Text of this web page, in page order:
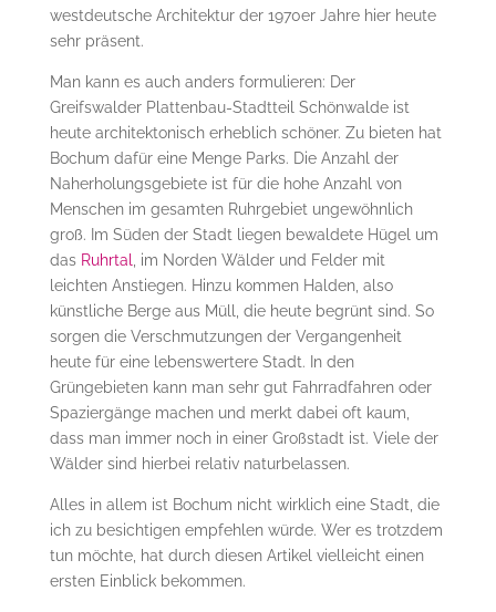
westdeutsche Architektur der 1970er Jahre hier heute
sehr präsent.
Man kann es auch anders formulieren: Der
Greifswalder Plattenbau-Stadtteil Schönwalde ist
heute architektonisch erheblich schöner. Zu bieten hat
Bochum dafür eine Menge Parks. Die Anzahl der
Naherholungsgebiete ist für die hohe Anzahl von
Menschen im gesamten Ruhrgebiet ungewöhnlich
groß. Im Süden der Stadt liegen bewaldete Hügel um
das Ruhrtal
, im Norden Wälder und Felder mit
leichten Anstiegen. Hinzu kommen Halden, also
künstliche Berge aus Müll, die heute begrünt sind. So
sorgen die Verschmutzungen der Vergangenheit
heute für eine lebenswertere Stadt. In den
Grüngebieten kann man sehr gut Fahrradfahren oder
Spaziergänge machen und merkt dabei oft kaum,
dass man immer noch in einer Großstadt ist. Viele der
Wälder sind hierbei relativ naturbelassen.
Alles in allem ist Bochum nicht wirklich eine Stadt, die
ich zu besichtigen empfehlen würde. Wer es trotzdem
tun möchte, hat durch diesen Artikel vielleicht einen
ersten Einblick bekommen.